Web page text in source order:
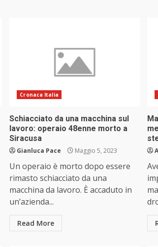
Cronaca Italia
Schiacciato da una macchina sul
lavoro: operaio 48enne morto a
Siracusa
Gianluca Pace Maggio 5, 2023
Un operaio è morto dopo essere
rimasto schiacciato da una
macchina da lavoro. È accaduto in
un’azienda...
Read More